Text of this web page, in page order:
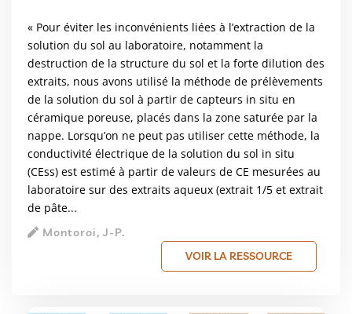
« Pour éviter les inconvénients liées à l’extraction de la
solution du sol au laboratoire, notamment la
destruction de la structure du sol et la forte dilution des
extraits, nous avons utilisé la méthode de prélèvements
de la solution du sol à partir de capteurs in situ en
céramique poreuse, placés dans la zone saturée par la
nappe. Lorsqu’on ne peut pas utiliser cette méthode, la
conductivité électrique de la solution du sol in situ
(CEss) est estimé à partir de valeurs de CE mesurées au
laboratoire sur des extraits aqueux (extrait 1/5 et extrait
de pâte...
Montoroi, J-P.
VOIR LA RESSOURCE